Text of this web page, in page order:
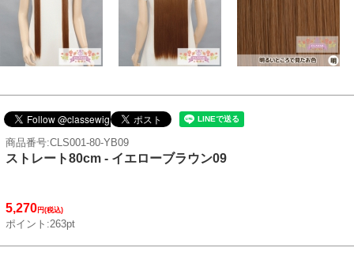
商品番号:CLS001-80-YB09
ストレート80cm - イエローブラウン09
5,270円(税込)
ポイント:263pt